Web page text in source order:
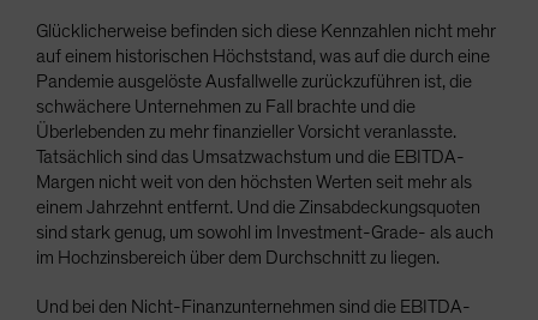
Glücklicherweise befinden sich diese Kennzahlen nicht mehr
auf einem historischen Höchststand, was auf die durch eine
Pandemie ausgelöste Ausfallwelle zurückzuführen ist, die
schwächere Unternehmen zu Fall brachte und die
Überlebenden zu mehr finanzieller Vorsicht veranlasste.
Tatsächlich sind das Umsatzwachstum und die EBITDA-
Margen nicht weit von den höchsten Werten seit mehr als
einem Jahrzehnt entfernt. Und die Zinsabdeckungsquoten
sind stark genug, um sowohl im Investment-Grade- als auch
im Hochzinsbereich über dem Durchschnitt zu liegen.
Und bei den Nicht-Finanzunternehmen sind die EBITDA-